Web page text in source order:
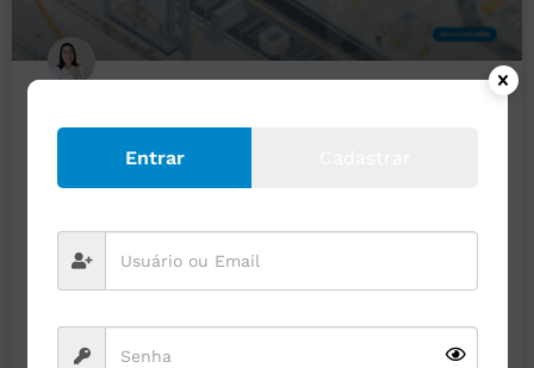
Reforma industrial: o que controlar
na sua instalação?
aumenta, há poeira, vibração, solda, cortes, desmontes e
reinstalações.
LEIA MAIS »
Entrar